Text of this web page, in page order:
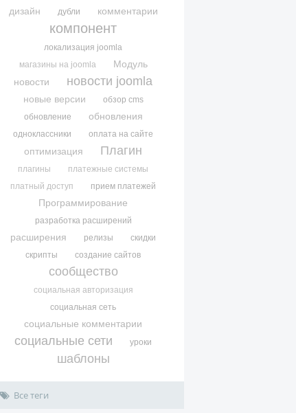
дизайн
дубли комментарии
компонент
локализация joomla
магазины на joomla
Модуль
новости
новости joomla
новые версии
обзор cms
обновление
обновления
одноклассники оплата на сайте
оптимизация Плагин
плагины
платежные системы
платный доступ
прием платежей
Программирование
разработка расширений
расширения релизы
скидки
скрипты
создание сайтов
сообщество
социальная авторизация
социальная сеть
социальные комментарии
социальные сети уроки
шаблоны
Все теги